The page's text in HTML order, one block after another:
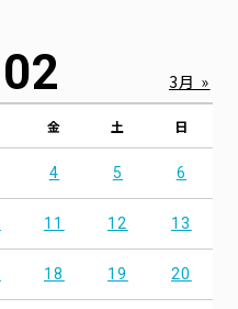
02
金 土 日
4 5 6
11 12 13
18 19 20
3月 »